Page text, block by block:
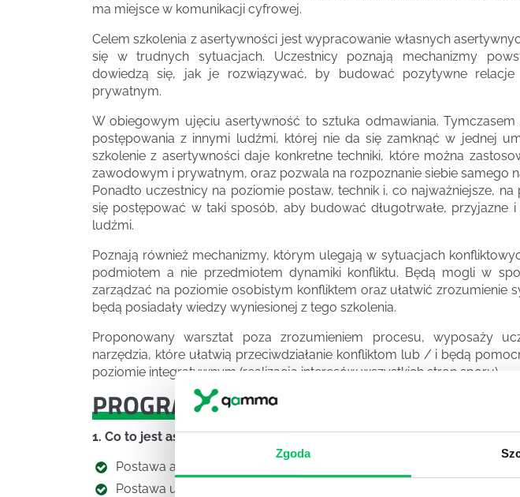
Zgoda
ma miejsce w komunikacji cyfrowej.
Celem szkolenia z asertywności jest wypracowanie własnych
się w trudnych sytuacjach. Uczestnicy poznają mechanizmy
dowiedzą się, jak je rozwiązywać, by budować pozytywne
prywatnym.
W obiegowym ujęciu asertywność to sztuka odmawiania.
postępowania z innymi ludźmi, której nie da się zamknąć w jednej
szkolenie z asertywności daje konkretne techniki, które można
zawodowym i prywatnym, oraz pozwala na rozpoznanie siebie samego
Ponadto uczestnicy na poziomie postaw, technik i, co najważniejsze,
się postępować w taki sposób, aby budować długotrwałe, przyjazne
ludźmi.
Poznają również mechanizmy, którym ulegają w sytuacjach
podmiotem a nie przedmiotem dynamiki konfliktu. Będą mogli w
zarządzać na poziomie osobistym konfliktem oraz ułatwić zrozumienie
będą posiadały wiedzy wyniesionej z tego szkolenia.
Proponowany warsztat poza zrozumieniem procesu, wyposaży
narzędzia, które ułatwią przeciwdziałanie konfliktom lub / i będą
poziomie integratywnym (realizacja interesów wszystkich stron sporu).
PROGRAMSZKOLENIA
1. Co to jest asertywność?
Postawa asertywna
Postawa uległa